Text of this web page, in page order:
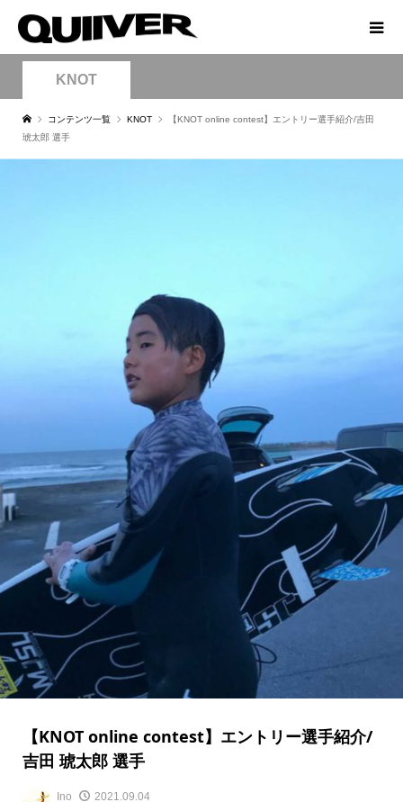
KNOT
コンテンツ一覧 KNOT
【KNOT online contest】エントリー選手紹介/吉田
琥太郎 選手
【KNOT online contest】エントリー選手紹介/
吉田 琥太郎 選手
Ino 2021.09.04